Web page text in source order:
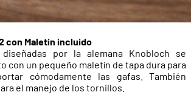
con Maletín incluido
por la alemana Knobloch se
con un pequeño maletín de tapa dura para
cómodamente las gafas. También
el manejo de los tornillos.